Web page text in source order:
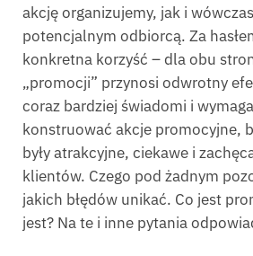
akcję organizujemy, jak i
potencjalnym odbiorcą. Za
konkretna korzyść – dla obu
„promocji” przynosi odwrotny
coraz bardziej świadomi i
konstruować akcje promocyjne,
były atrakcyjne, ciekawe i
klientów. Czego pod żadnym
jakich błędów unikać. Co jest
jest? Na te i inne pytania